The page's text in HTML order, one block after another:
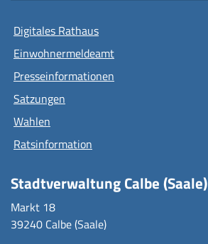
Digitales Rathaus
Einwohnermeldeamt
Presseinformationen
Satzungen
Wahlen
Ratsinformation
Stadtverwaltung Calbe (Saale)
Markt 18
39240 Calbe (Saale)